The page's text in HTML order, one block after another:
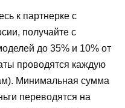
к партнерке с
получайте с
до 35% и 10% от
проводятся каждую
Минимальная сумма
переводятся на